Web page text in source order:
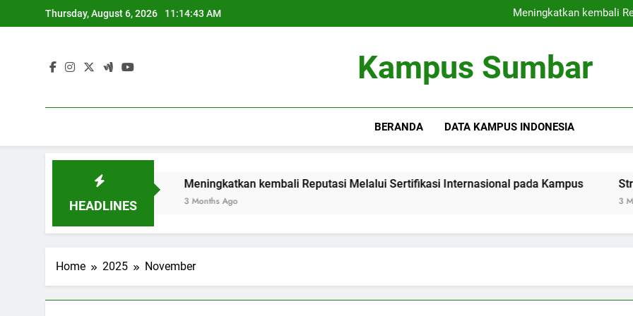
to
Thursday, August 6, 2026 11:14:43 AM
Meningkatkan kembali
Strategi Sukses
Meningkatkan kembali
Strategi Sukses
Kampus Sumbar
BERANDA DATA KAMPUS INDONESIA
HEADLINES
Sustainable Meningkatkan kembali Reputasi Melalui Sertifikasi Internasional pada Kampus
3 Months Ago
Strategi
3 Months Ago
Home 2025 November